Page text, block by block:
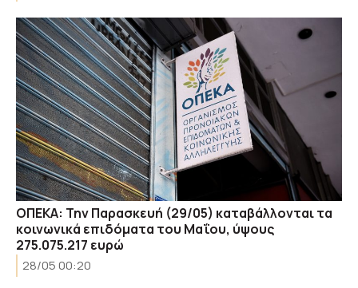
ΟΠΕΚΑ: Την Παρασκευή (29/05) καταβάλλονται τα
κοινωνικά επιδόματα του Μαΐου, ύψους
275.075.217 ευρώ
28/05 00:20